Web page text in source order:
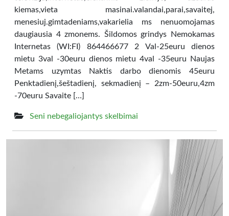
kiemas,vieta masinai.valandai,parai,savaitej,
menesiuj.gimtadeniams,vakarielia ms nenuomojamas
daugiausia 4 zmonems. Šildomos grindys Nemokamas
Internetas (WI:FI) 864466677 2 Val-25euru dienos
mietu 3val -30euru dienos mietu 4val -35euru Naujas
Metams uzymtas Naktis darbo dienomis 45euru
Penktadienį,šeštadienį, sekmadienį – 2zm-50euru,4zm
-70euru Savaite […]
Seni nebegaliojantys skelbimai